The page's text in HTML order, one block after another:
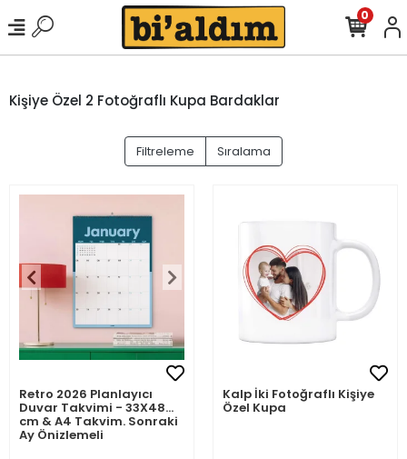
0
Kişiye Özel 2 Fotoğraflı Kupa Bardaklar
Filtreleme Sıralama
Retro 2026 Planlayıcı
Duvar Takvimi - 33X48
cm & A4 Takvim. Sonraki
Ay Önizlemeli
Kalp İki Fotoğraflı Kişiye
Özel Kupa